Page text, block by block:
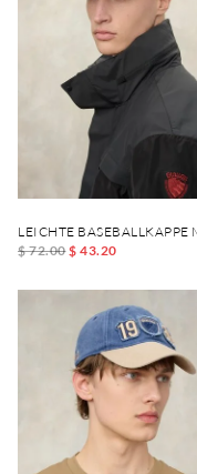
LEICHTE BASEBALLKAPPE
$ 72.00$ 43.20